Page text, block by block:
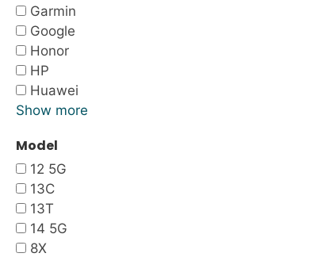
Garmin
Google
Honor
HP
Huawei
Show more
Model
12 5G
13C
13T
14 5G
8X